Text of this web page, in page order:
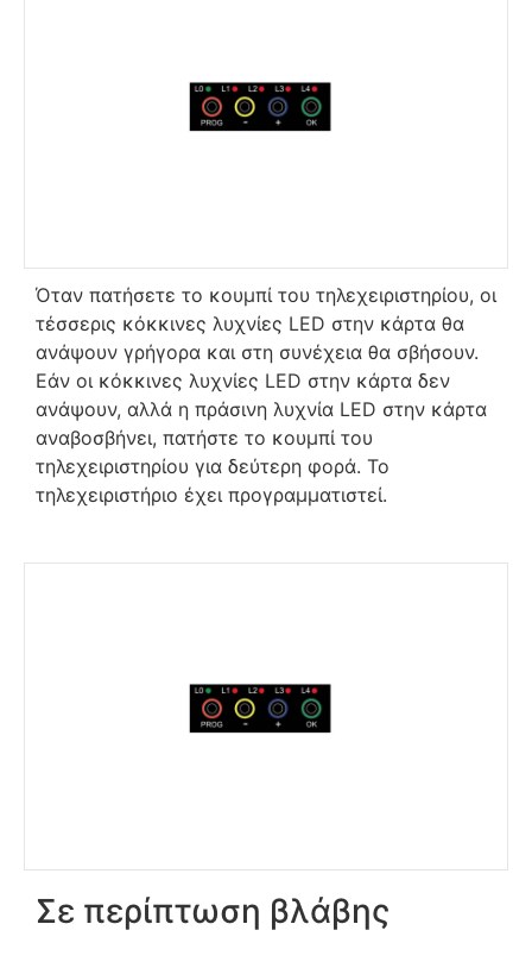
Όταν πατήσετε το κουμπί του τηλεχειριστηρίου, οι
τέσσερις κόκκινες λυχνίες LED στην κάρτα θα
ανάψουν γρήγορα και στη συνέχεια θα σβήσουν.
Εάν οι κόκκινες λυχνίες LED στην κάρτα δεν
ανάψουν, αλλά η πράσινη λυχνία LED στην κάρτα
αναβοσβήνει, πατήστε το κουμπί του
τηλεχειριστηρίου για δεύτερη φορά. Το
τηλεχειριστήριο έχει προγραμματιστεί.
Σε περίπτωση βλάβης